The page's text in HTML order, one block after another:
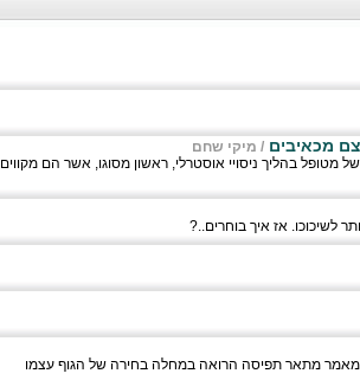
מכאיבים/ מיקי שחם
בהליך ניסויי אוסטרלי, ראשון מסוגו, אשר הם מקווים
לשיכוכו. אז איך בוחרים..?
מתאר תפיסה הרואה במחלה בחירה של הגוף עצמו